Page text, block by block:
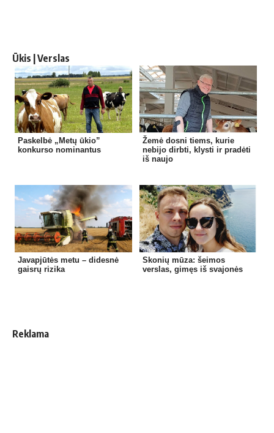
Ūkis | Verslas
Paskelbė „Metų ūkio”
konkurso nominantus
Žemė dosni tiems, kurie
nebijo dirbti, klysti ir pradėti
iš naujo
Javapjūtės metu – didesnė
gaisrų rizika
Skonių mūza: šeimos
verslas, gimęs iš svajonės
Reklama